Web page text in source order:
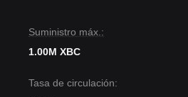
Suministro máx.:
1.00M XBC
Tasa de circulación: